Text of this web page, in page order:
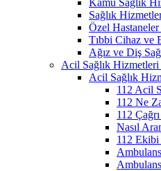
Sağlık
Özel
Tıbbi Cihaz ve
Ağız ve Diş
Acil Sağlık Hizmetleri
Acil Sağlık
112 Acil
112 Ne
112
Nasıl
112 Ekibi